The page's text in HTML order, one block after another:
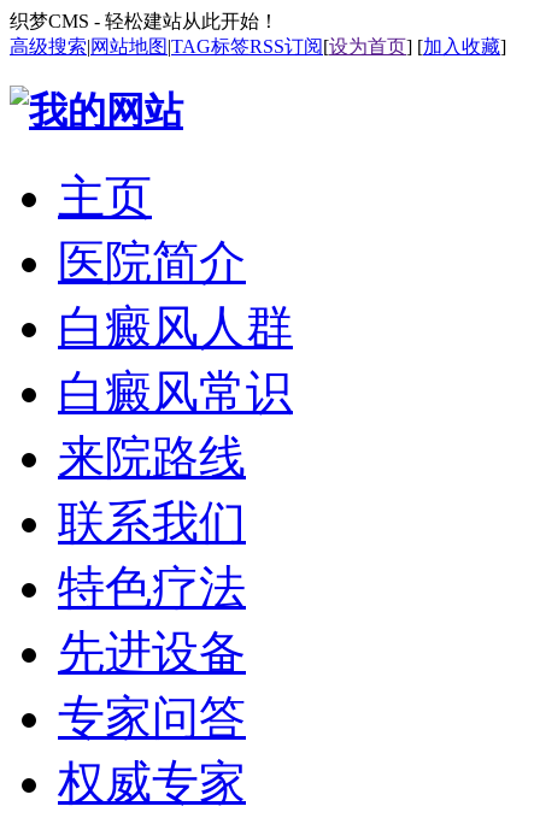
织梦CMS - 轻松建站从此开始！
高级搜索|网站地图|TAG标签RSS订阅[设为首页] [加入收藏]
主页
医院简介
白癜风人群
白癜风常识
来院路线
联系我们
特色疗法
先进设备
专家问答
权威专家